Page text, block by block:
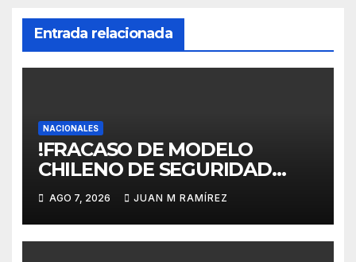
Entrada relacionada
NACIONALES
!FRACASO DE MODELO
CHILENO DE SEGURIDAD
SOCIAL! Plantean para RD
transformación estructural
profunda de la Ley 87-01
hacia un modelo de reparto
AGO 7, 2026 JUAN M RAMÍREZ